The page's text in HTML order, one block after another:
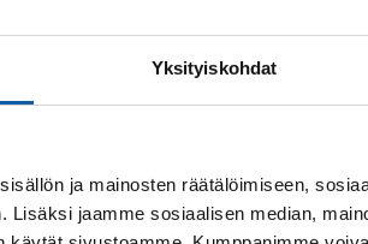
Yksityiskohdat
ja mainosten räätälöimiseen,
Lisäksi jaamme sosiaalisen median,